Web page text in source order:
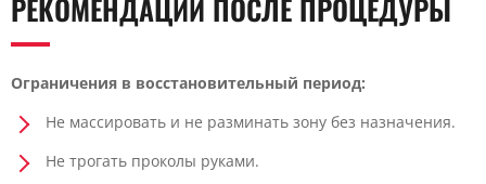
РЕКОМЕНДАЦИИ ПОСЛЕ ПРОЦЕДУРЫ
Ограничения в восстановительный период:
Не массировать и не разминать зону без назначения.
Не трогать проколы руками.